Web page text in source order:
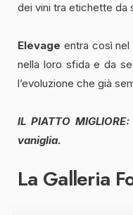
dei vini tra etichette da
Elevage entra così
nella loro sfida e da
l’evoluzione che già
IL PIATTO
vaniglia.
La Galleria